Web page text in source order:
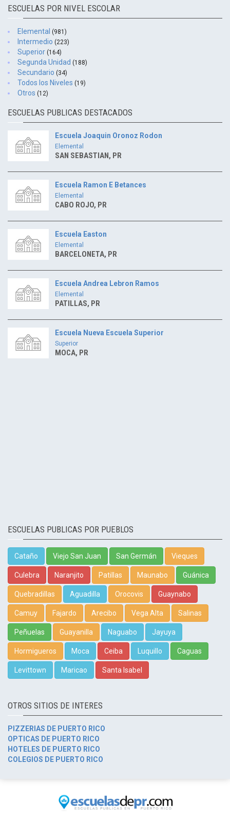
ESCUELAS POR NIVEL ESCOLAR
Elemental (981)
Intermedio (223)
Superior (164)
Segunda Unidad (188)
Secundario (34)
Todos los Niveles (19)
Otros (12)
ESCUELAS PUBLICAS DESTACADOS
Escuela Joaquin Oronoz Rodon
Elemental
SAN SEBASTIAN, PR
Escuela Ramon E Betances
Elemental
CABO ROJO, PR
Escuela Easton
Elemental
BARCELONETA, PR
Escuela Andrea Lebron Ramos
Elemental
PATILLAS, PR
Escuela Nueva Escuela Superior
Superior
MOCA, PR
ESCUELAS PUBLICAS POR PUEBLOS
Cataño Viejo San Juan San Germán Vieques
Culebra Naranjito Patillas Maunabo Guánica
Quebradillas Aguadilla Orocovis Guaynabo
Camuy Fajardo Arecibo Vega Alta Salinas
Peñuelas Guayanilla Naguabo Jayuya
Hormigueros Moca Ceiba Luquillo Caguas
Levittown Maricao Santa Isabel
OTROS SITIOS DE INTERES
PIZZERIAS DE PUERTO RICO
OPTICAS DE PUERTO RICO
HOTELES DE PUERTO RICO
COLEGIOS DE PUERTO RICO